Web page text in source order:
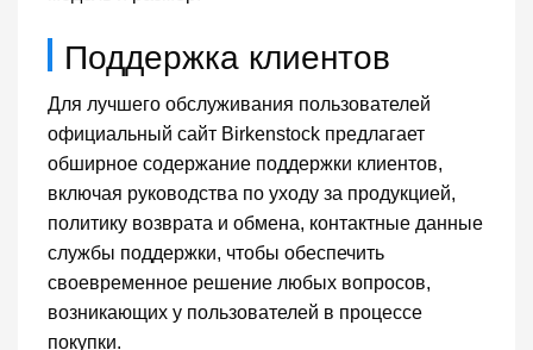
Поддержка клиентов
Для лучшего обслуживания пользователей
официальный сайт Birkenstock предлагает
обширное содержание поддержки клиентов,
включая руководства по уходу за продукцией,
политику возврата и обмена, контактные данные
службы поддержки, чтобы обеспечить
своевременное решение любых вопросов,
возникающих у пользователей в процессе
покупки.